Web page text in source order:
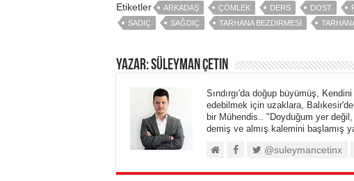
Etiketler ARKADAŞ ÇÖMLEK DERS DOST
SADIÇ
SAĞDIÇ TARHANA BEZDIRMESI
Yazar: Süleyman Çetin
Sındırgı'da doğup büyümüş,
edebilmek için uzaklara,
bir Mühendis.. "Doyduğum yer
demiş ve almış kalemini başlamış
@suleymancetinx